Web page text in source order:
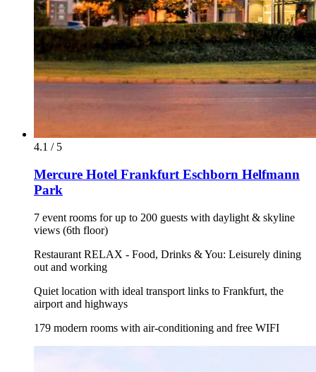
4.1 / 5
Mercure Hotel Frankfurt Eschborn Helfmann
Park
7 event rooms for up to 200 guests with daylight & skyline
views (6th floor)
Restaurant RELAX - Food, Drinks & You: Leisurely dining
out and working
Quiet location with ideal transport links to Frankfurt, the
airport and highways
179 modern rooms with air-conditioning and free WIFI